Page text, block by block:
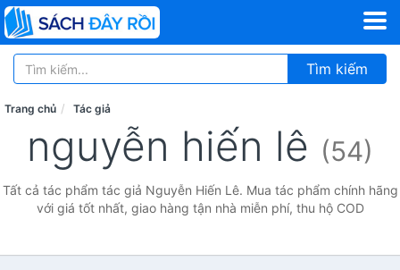
Tìm kiếm
Trang chủ Tác giả
nguyễn hiến lê (54)
Tất cả tác phẩm tác giả Nguyễn Hiến Lê. Mua tác phẩm chính hãng
với giá tốt nhất, giao hàng tận nhà miễn phí, thu hộ COD